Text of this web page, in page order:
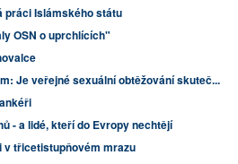
práci Islámského státu
OSN o uprchlících"
Je veřejné sexuální obtěžování skuteč...
- a lidé, kteří do Evropy nechtějí
v třicetistupňovém mrazu